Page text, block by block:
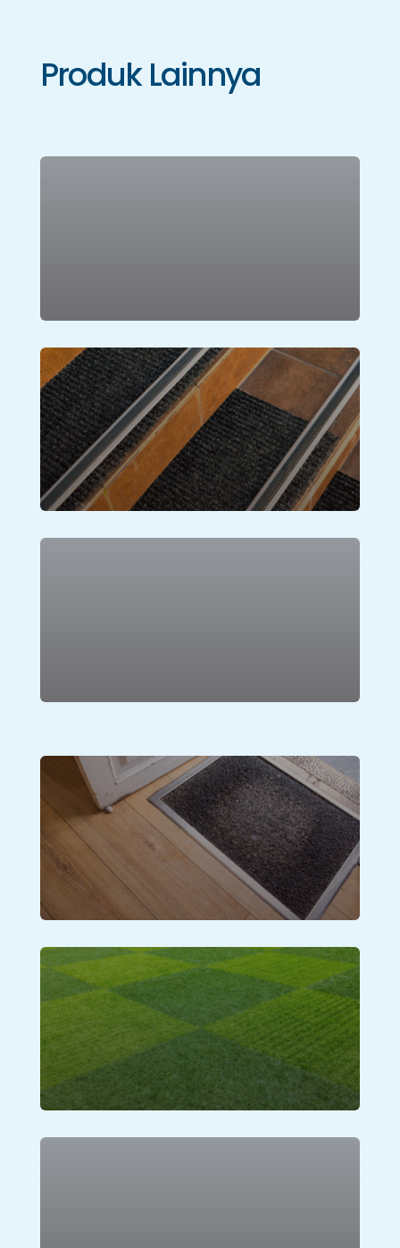
Produk Lainnya
Aksesoris Karpet
Lihat Produk
Keset Pintu
Lihat Produk
Rumput Sintetis
Lihat Produk